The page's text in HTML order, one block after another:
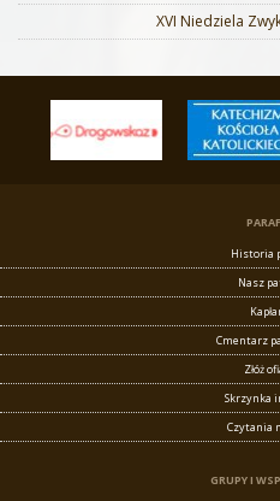
XVI Niedziela
Historia
Nasz
Cmentarz
Złóż
Skrzynka
Czytania
GRUPY I